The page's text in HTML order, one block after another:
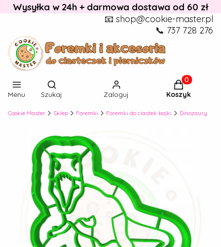
Wysyłka w 24h + darmowa dostawa od 60 zł
📧 shop@cookie-master.pl
📞 737 728 276
Menu
Otwórz wyszukiwarkę
Szukaj Zaloguj
Produkty w
Koszyk
Cookie Master Sklep Foremki Foremki do ciastek bajki Dinozaury